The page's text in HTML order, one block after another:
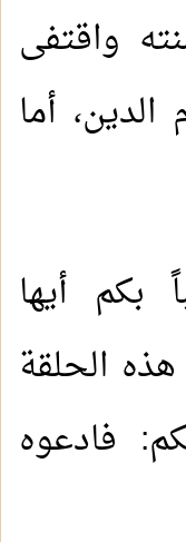
واقتفى
أما
بكم أيها
الحلقة
فادعوه